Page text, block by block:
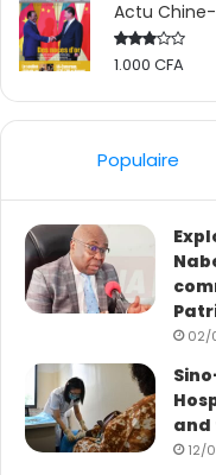
Actu
Rated
1.000 CFA
Populaire
02/
and
12/